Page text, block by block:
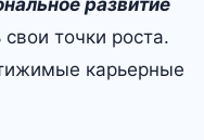
развитие
точки роста.
карьерные